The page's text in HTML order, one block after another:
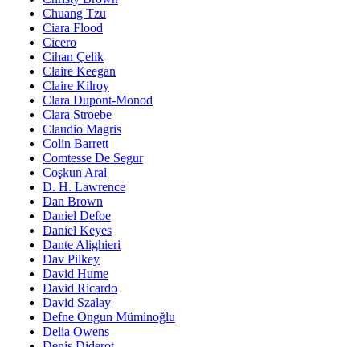
Chuang Tzu
Ciara Flood
Cicero
Cihan Çelik
Claire Keegan
Claire Kilroy
Clara Dupont-Monod
Clara Stroebe
Claudio Magris
Colin Barrett
Comtesse De Segur
Coşkun Aral
D. H. Lawrence
Dan Brown
Daniel Defoe
Daniel Keyes
Dante Alighieri
Dav Pilkey
David Hume
David Ricardo
David Szalay
Defne Ongun Müminoğlu
Delia Owens